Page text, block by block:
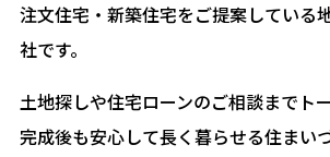
注文住宅・新築住宅をご提案している
社です。
土地探しや住宅ローンのご相談までト
完成後も安心して長く暮らせる住まい